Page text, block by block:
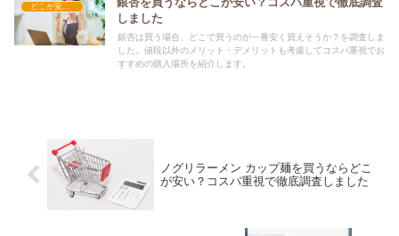
どこが安い？-食品・食材
しました
銀杏は買う場合、どこで買うのが一番安く買えそうか？を調査しま
した。値段以外のメリット・デメリットも考慮してコスパ重視でお
すすめの購入場所を紹介します。
ノグリラーメン カップ麺を買うならどこ
が安い？コスパ重視で徹底調査しました